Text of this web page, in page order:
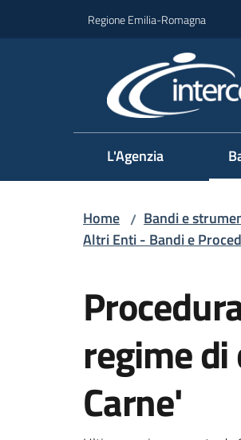
Regione Emilia-Romagna
L'Agenzia
Home / Bandi e
Altri Enti - Bandi e
regime
Carne'